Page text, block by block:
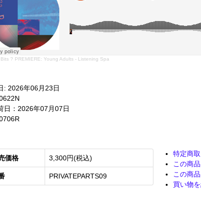
? PREMIERE: Young Adults - Listening Spa
: 2026年06月23日
日：2026年07月07日
価格 3,300円(税込)
PRIVATEPARTS09
特定商
この商
この商
買い物